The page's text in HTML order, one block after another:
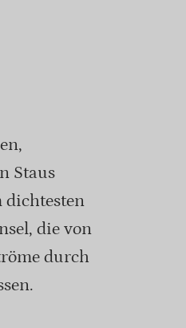
Staus
die von
durch